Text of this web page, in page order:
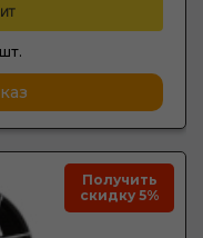
Получить
скидку 5%